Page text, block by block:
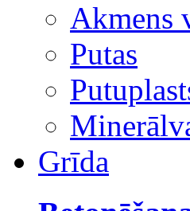
Akmens
Putas
Grīda